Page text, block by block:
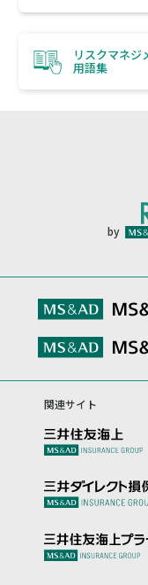
リスクマネジ
用語集
by
関連サイト